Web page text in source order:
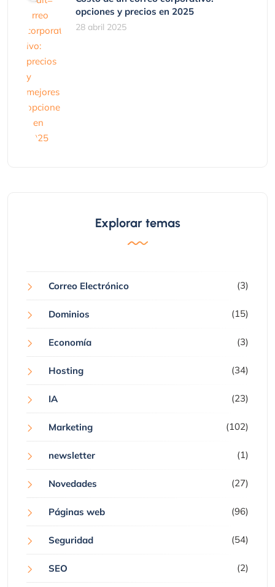
opciones y precios en 2025
28 abril 2025
Explorar temas
Correo Electrónico (3)
Dominios (15)
Economía (3)
Hosting (34)
IA (23)
Marketing (102)
newsletter (1)
Novedades (27)
Páginas web (96)
Seguridad (54)
SEO (2)